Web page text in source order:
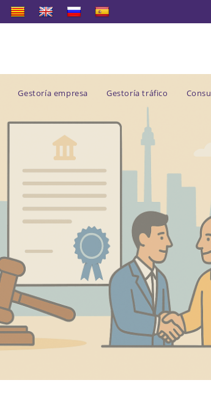
Gestoría empresa Gestoría tráfico